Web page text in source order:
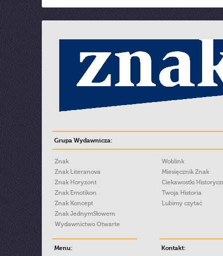
Grupa Wydawnicza:
Znak
Znak Literanova
Znak Horyzont
Znak Emotikon
Znak Koncept
Znak JednymSłowem
Wydawnictwo Otwarte
Woblink
Miesięcznik Znak
Ciekawostki
Twoja Historia
Lubimy czytać
Menu: Kontakt: